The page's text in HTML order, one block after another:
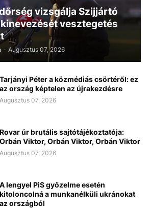
vizsgálja Szijjártó
vesztegetés
- Augusztus 07, 2026
Tarjányi Péter a közmédiás csörtéről: ez
az ország képtelen az újrakezdésre
Augusztus 07, 2026
Rovar úr brutális sajtótájékoztatója:
Orbán Viktor, Orbán Viktor, Orbán Viktor
Augusztus 07, 2026
A lengyel PiS győzelme esetén
kitoloncolná a munkanélküli ukránokat
az országból